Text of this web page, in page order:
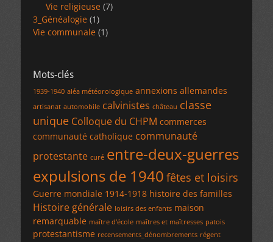
Vie religieuse (7)
3_Généalogie (1)
Vie communale (1)
Mots-clés
1939-1940 aléa météorologique annexions allemandes
artisanat automobile calvinistes château classe
unique Colloque du CHPM commerces
communauté catholique communauté
protestante curé entre-deux-guerres
expulsions de 1940 fêtes et loisirs
Guerre mondiale 1914-1918 histoire des familles
Histoire générale loisirs des enfants maison
remarquable maître d'école maîtres et maîtresses patois
protestantisme recensements_dénombrements régent